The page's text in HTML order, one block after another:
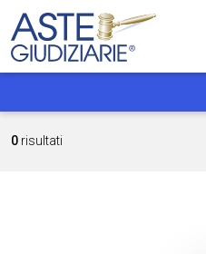
0 risultati